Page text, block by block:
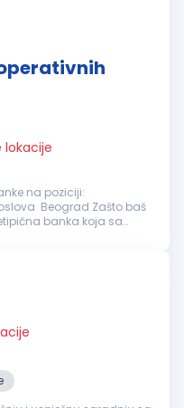
lokacije
na poziciji:
baš
banka koja sa